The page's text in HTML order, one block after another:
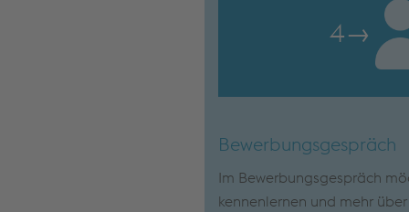
4→
Bewerbungsgespräch
Im Bewerbungsgespräch
kennenlernen und mehr